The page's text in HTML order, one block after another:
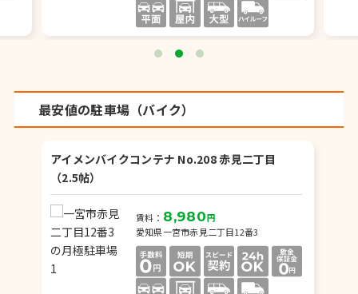
最安値の駐車場（バイク）
アイメンバイクコンテナ No.208 赤見二丁目
（2.5帖）
賃料： 8,980円
愛知県一宮市赤見二丁目12番3